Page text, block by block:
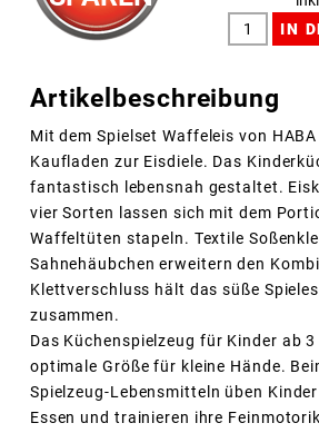
Artikelbeschreibung
Mit dem Spielset Waffeleis von
Kaufladen zur Eisdiele. Das
fantastisch lebensnah gestaltet.
vier Sorten lassen sich mit dem
Waffeltüten stapeln. Textile
Sahnehäubchen erweitern den
Klettverschluss hält das süße
zusammen.
Das Küchenspielzeug für Kinder ab
optimale Größe für kleine Hände.
Spielzeug-Lebensmitteln üben
Essen und trainieren ihre